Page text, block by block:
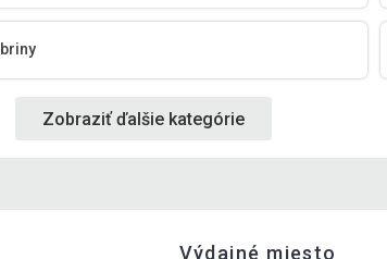
Zobraziť ďalšie kategórie
Výdajné miesto